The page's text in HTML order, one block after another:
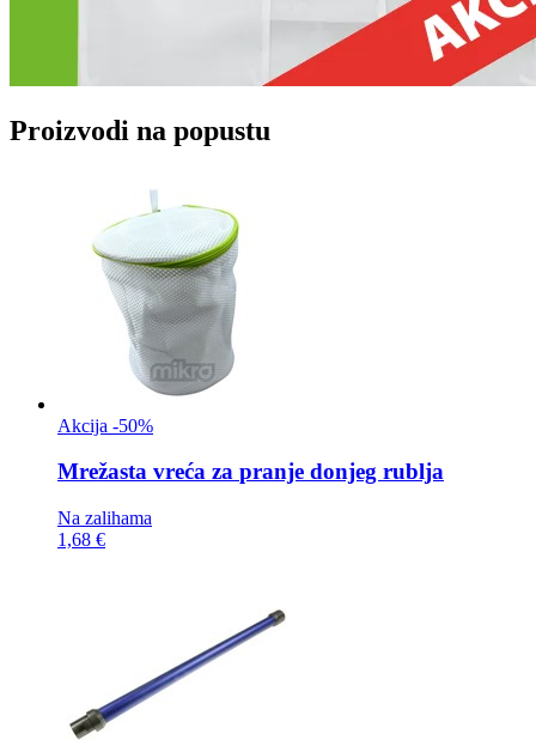
Proizvodi na popustu
Akcija -50%
Mrežasta vreća za pranje donjeg rublja
Na zalihama
1,68 €